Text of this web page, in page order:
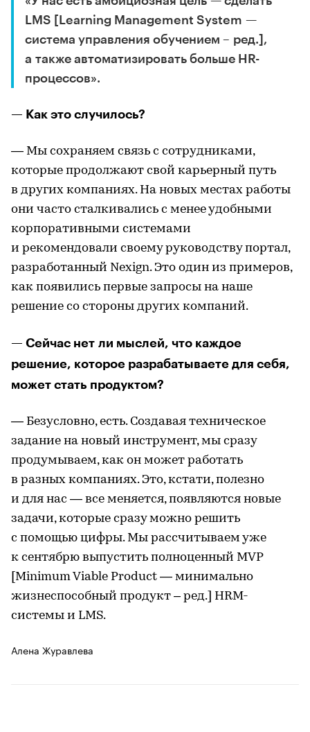
LMS [Learning Management System —
система управления обучением – ред.],
а также автоматизировать больше HR-
процессов».
— Как это случилось?
— Мы сохраняем связь с сотрудниками,
которые продолжают свой карьерный путь
в других компаниях. На новых местах работы
они часто сталкивались с менее удобными
корпоративными системами
и рекомендовали своему руководству портал,
разработанный Nexign. Это один из примеров,
как появились первые запросы на наше
решение со стороны других компаний.
— Сейчас нет ли мыслей, что каждое
решение, которое разрабатываете для себя,
может стать продуктом?
— Безусловно, есть. Создавая техническое
задание на новый инструмент, мы сразу
продумываем, как он может работать
в разных компаниях. Это, кстати, полезно
и для нас — все меняется, появляются новые
задачи, которые сразу можно решить
с помощью цифры. Мы рассчитываем уже
к сентябрю выпустить полноценный MVP
[Minimum Viable Product — минимально
жизнеспособный продукт – ред.] HRM-
системы и LMS.
Алена Журавлева